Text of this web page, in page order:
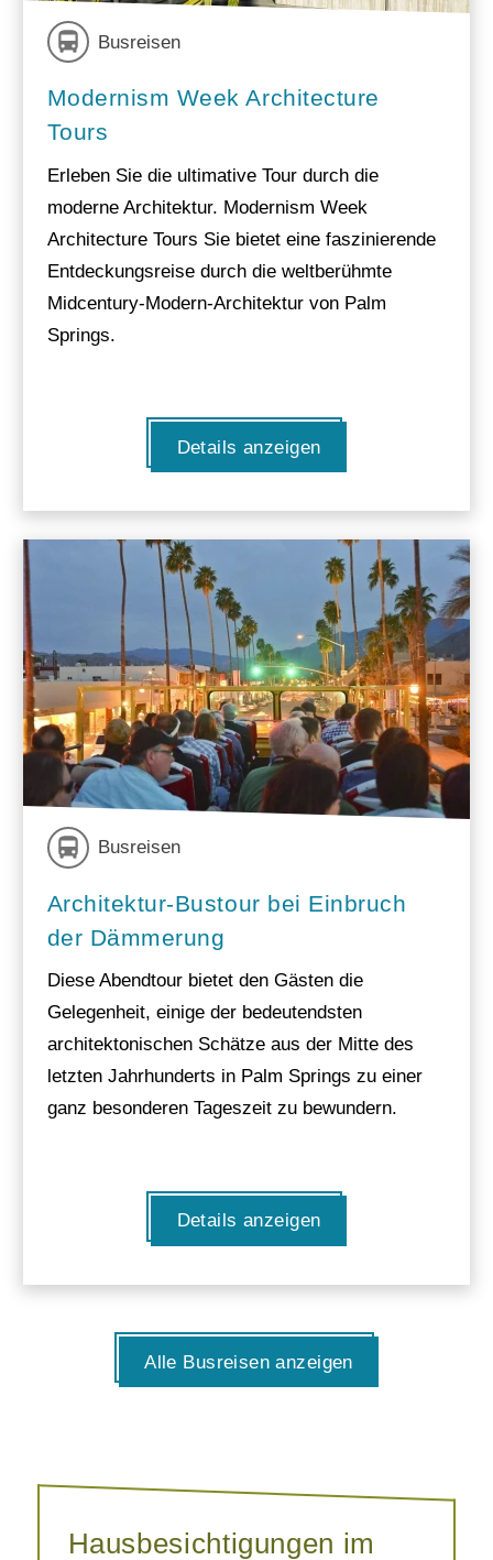
Busreisen
Modernism Week Architecture
Tours
Erleben Sie die ultimative Tour durch die
moderne Architektur. Modernism Week
Architecture Tours Sie bietet eine faszinierende
Entdeckungsreise durch die weltberühmte
Midcentury-Modern-Architektur von Palm
Springs.
Details anzeigen
Busreisen
Architektur-Bustour bei Einbruch
der Dämmerung
Diese Abendtour bietet den Gästen die
Gelegenheit, einige der bedeutendsten
architektonischen Schätze aus der Mitte des
letzten Jahrhunderts in Palm Springs zu einer
ganz besonderen Tageszeit zu bewundern.
Details anzeigen
Alle Busreisen anzeigen
Hausbesichtigungen im